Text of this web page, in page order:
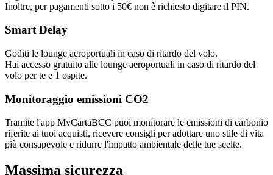
Inoltre, per pagamenti sotto i 50€ non è richiesto digitare il PIN.
Smart Delay
Goditi le lounge aeroportuali in caso di ritardo del volo.
Hai accesso gratuito alle lounge aeroportuali in caso di ritardo del
volo per te e 1 ospite.
Monitoraggio emissioni CO2
Tramite l'app MyCartaBCC puoi monitorare le emissioni di carbonio
riferite ai tuoi acquisti, ricevere consigli per adottare uno stile di vita
più consapevole e ridurre l'impatto ambientale delle tue scelte.
Massima sicurezza